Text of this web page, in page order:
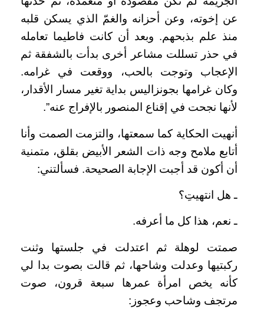
عن إخوته، وعن أحزانه والغمّ الذي يسكن قلبه
منذ علم بذبحهم. وبعد أن كانت فاطيما تعامله
في حذر تسللت مشاعر أخرى بدأت بالشفقة ثم
الإعجاب وتوجت بالحب، ووقعت في غرامه.
وكان غرامها بجونزاليس بداية تغير مسار الأقدار،
لأنها نجحت في إقناع المنصور بالإفراج عنه”.
أنهيت الحكاية كما سمعتها، والتزمت الصمت وأنا
أتابع ملامح وجه ذات الشعر الأبيض بقلق، متمنية
أن أكون قد أجبت الإجابة الصحيحة. فسألتني:
ـ هل انتهيتِ؟
ـ نعم، هذا كل ما أعرفه.
صمتت لوهلة ثم اعتدلت في جلستها وثنت
ركبتيها وعدلت وشاحها، ثم قالت بصوت بدا لي
كأنه يخص امرأة عمرها سبعة قرون، صوت
مرتجف وشاحب وعجوز: